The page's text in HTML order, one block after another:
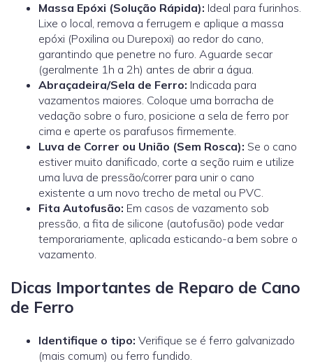
Massa Epóxi (Solução Rápida): Ideal para furinhos.
Lixe o local, remova a ferrugem e aplique a massa
epóxi (Poxilina ou Durepoxi) ao redor do cano,
garantindo que penetre no furo. Aguarde secar
(geralmente 1h a 2h) antes de abrir a água.
Abraçadeira/Sela de Ferro: Indicada para
vazamentos maiores. Coloque uma borracha de
vedação sobre o furo, posicione a sela de ferro por
cima e aperte os parafusos firmemente.
Luva de Correr ou União (Sem Rosca): Se o cano
estiver muito danificado, corte a seção ruim e utilize
uma luva de pressão/correrpara unir o cano
existente a um novo trecho de metal ou PVC.
Fita Autofusão: Em casos de vazamento sob
pressão, a fita de silicone (autofusão) pode vedar
temporariamente, aplicada esticando-a bem sobre o
vazamento.
Dicas Importantes de Reparo de Cano
de Ferro
Identifique o tipo: Verifique se é ferro galvanizado
(mais comum) ou ferro fundido.